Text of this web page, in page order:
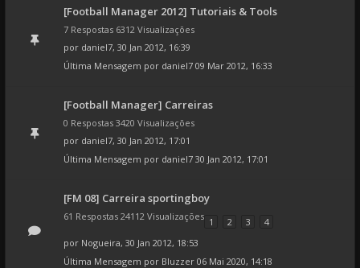
[Football Manager 2012] Tutoriais & Tools
7 Respostas 6312 Visualizações
por daniel7, 30 Jan 2012, 16:39
Última Mensagem por daniel7 09 Mar 2012, 16:33
[Football Manager] Carreiras
0 Respostas 3420 Visualizações
por daniel7, 30 Jan 2012, 17:01
Última Mensagem por daniel7 30 Jan 2012, 17:01
[FM 08] Carreira sportingboy
61 Respostas 24112 Visualizações 1 2 3
4
por Nogueira, 30 Jan 2012, 18:53
Última Mensagem por Bluzzer 06 Mai 2020, 14:18